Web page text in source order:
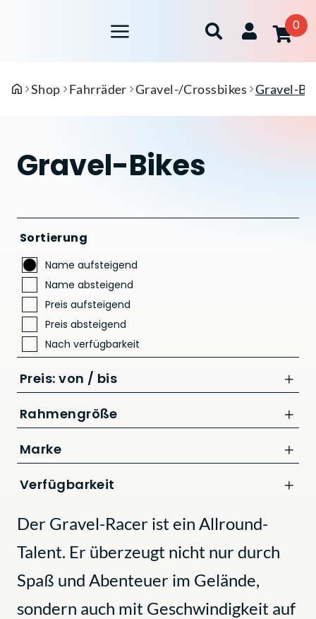
0
Shop Fahrräder Gravel-/Crossbikes Gravel-
Gravel-Bikes
Sortierung
Name aufsteigend
Name absteigend
Preis aufsteigend
Preis absteigend
Nach verfügbarkeit
Preis: von / bis
Rahmengröße
M
XS
Marke
CUBE
Verfügbarkeit
Der Gravel-Racer ist ein Allround-
Talent. Er überzeugt nicht nur durch
Spaß und Abenteuer im Gelände,
sondern auch mit Geschwindigkeit auf